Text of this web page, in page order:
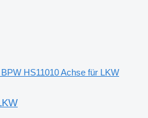
BPW HS11010 Achse für LKW